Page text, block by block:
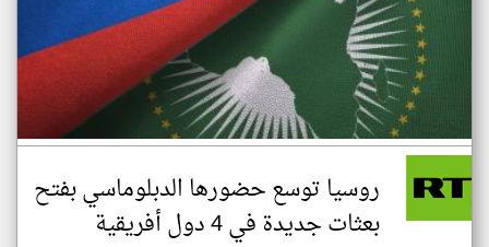
روسيا توسع حضورها الدبلوماسي بفتح
بعثات جديدة في 4 دول أفريقية